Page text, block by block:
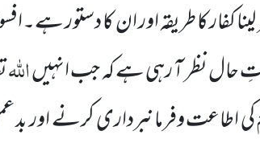
کفار کا طریقہ اور ان کا دستور
حال نظر آ رہی ہے کہجب انہیںاللہ
کی اطاعت وفرمانبرداری کرنے اور بد